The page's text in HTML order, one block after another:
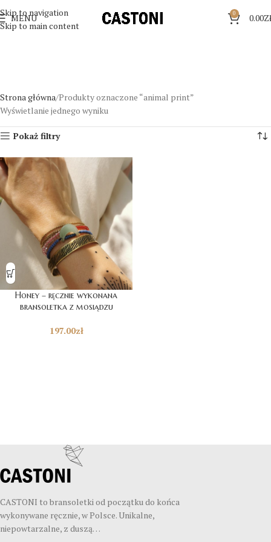
Skip to navigation
Skip to main content
MENU 0 0.00
Strona główna Produkty oznaczone “animal print”
Wyświetlanie jednego wyniku
Pokaż filtry
Honey – ręcznie wykonana
bransoletka z mosiądzu
197.00zł
CASTONI to bransoletki od początku do końca
wykonywane ręcznie, w Polsce. Unikalne,
niepowtarzalne, z duszą…